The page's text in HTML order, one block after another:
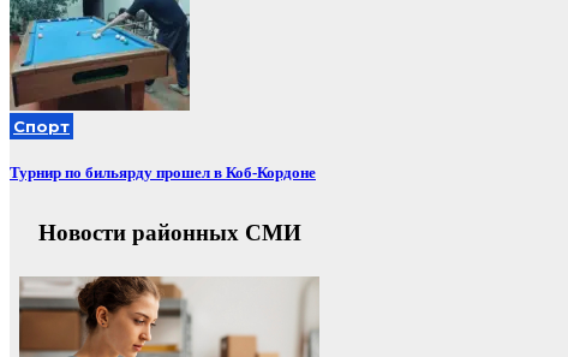
Спорт
Турнир по бильярду прошел в Коб-Кордоне